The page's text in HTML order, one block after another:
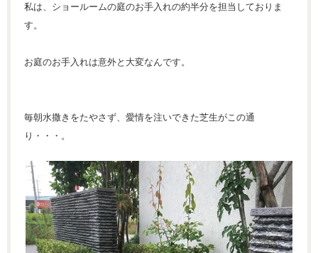
私は、ショールームの庭のお手入れの約半分を担当しておりま
す。
お庭のお手入れは意外と大変なんです。
毎朝水撒きをたやさず、愛情を注いできた芝生がこの通
り・・・。